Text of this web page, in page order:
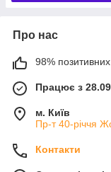
Про нас
98% позитивних
Працює з
м. Київ
Пр-т 40-річчя
Контакти